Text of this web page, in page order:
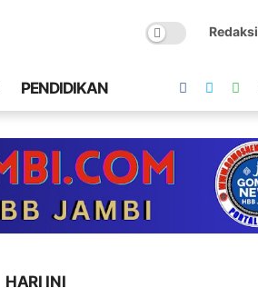
Redaksi
PENDIDIKAN
HARI INI